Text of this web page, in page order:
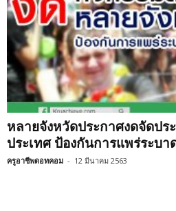
หลายจังหวัดประกาศงดจัดปร
ประเทศ ป้องกันการแพร่ระบา
ครูอาชีพดอทคอม - 12 มีนาคม 2563